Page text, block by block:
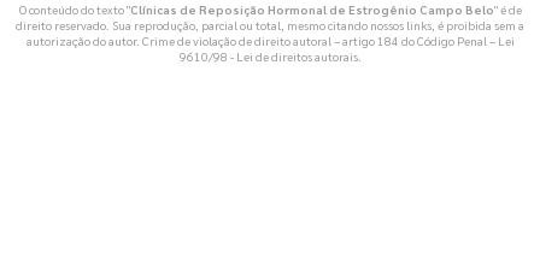
O conteúdo do texto "Clínicas de Reposição Hormonal de Estrogênio Campo Belo" é de
direito reservado. Sua reprodução, parcial ou total, mesmo citando nossos links, é proibida sem a
autorização do autor. Crime de violação de direito autoral – artigo 184 do Código Penal – Lei
9610/98 - Lei de direitos autorais.